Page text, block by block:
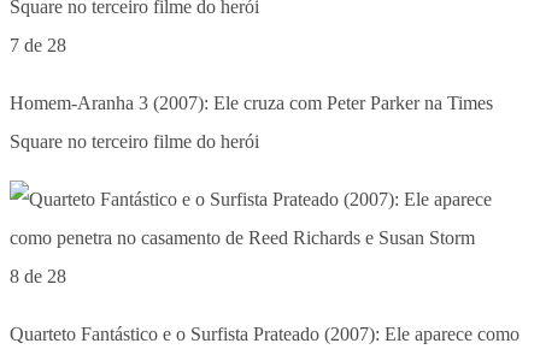
7 de 28
Homem-Aranha 3 (2007): Ele cruza com Peter Parker na Times
Square no terceiro filme do herói
8 de 28
Quarteto Fantástico e o Surfista Prateado (2007): Ele aparece como